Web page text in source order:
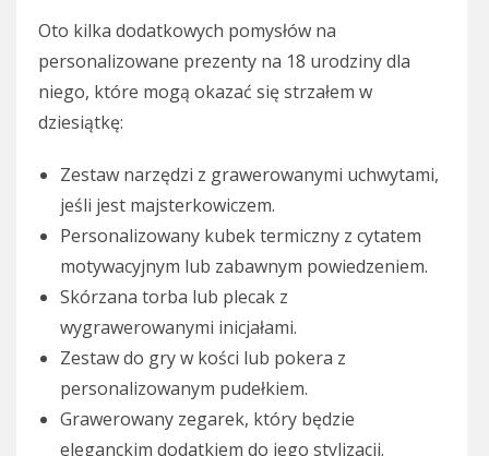
Oto kilka dodatkowych pomysłów na
personalizowane prezenty na 18 urodziny dla
niego, które mogą okazać się strzałem w
dziesiątkę:
Zestaw narzędzi z grawerowanymi uchwytami,
jeśli jest majsterkowiczem.
Personalizowany kubek termiczny z cytatem
motywacyjnym lub zabawnym powiedzeniem.
Skórzana torba lub plecak z
wygrawerowanymi inicjałami.
Zestaw do gry w kości lub pokera z
personalizowanym pudełkiem.
Grawerowany zegarek, który będzie
eleganckim dodatkiem do jego stylizacji.